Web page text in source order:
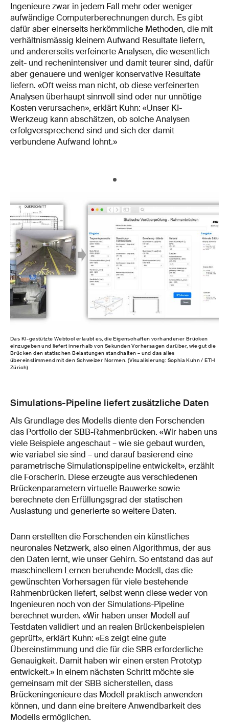
Ingenieure zwar in jedem Fall mehr oder weniger
aufwändige Computerberechnungen durch. Es gibt
dafür aber einerseits herkömmliche Methoden, die mit
verhältnismässig kleinem Aufwand Resultate liefern,
und andererseits verfeinerte Analysen, die wesentlich
zeit- und rechenintensiver und damit teurer sind, dafür
aber genauere und weniger konservative Resultate
liefern. «Oft weiss man nicht, ob diese verfeinerten
Analysen überhaupt sinnvoll sind oder nur unnötige
Kosten verursachen», erklärt Kuhn: «Unser KI-
Werkzeug kann abschätzen, ob solche Analysen
erfolgversprechend sind und sich der damit
verbundene Aufwand lohnt.»
Das KI-gestützte Webtool erlaubt es, die Eigenschaften vorhandener Brücken
einzugeben und liefert innerhalb von Sekunden Vorhersagen darüber, wie gut die
Brücken den statischen Belastungen standhalten – und das alles
übereinstimmend mit den Schweizer Normen. (Visualisierung: Sophia Kuhn / ETH
Zürich)
Simulations-Pipeline liefert zusätzliche Daten
Als Grundlage des Modells diente den Forschenden
das Portfolio der SBB-Rahmenbrücken. «Wir haben uns
viele Beispiele angeschaut – wie sie gebaut wurden,
wie variabel sie sind – und darauf basierend eine
parametrische Simulationspipeline entwickelt», erzählt
die Forscherin. Diese erzeugte aus verschiedenen
Brückenparametern virtuelle Bauwerke sowie
berechnete den Erfüllungsgrad der statischen
Auslastung und generierte so weitere Daten.
Dann erstellten die Forschenden ein künstliches
neuronales Netzwerk, also einen Algorithmus, der aus
den Daten lernt, wie unser Gehirn. So entstand das auf
maschinellem Lernen beruhende Modell, das die
gewünschten Vorhersagen für viele bestehende
Rahmenbrücken liefert, selbst wenn diese weder von
Ingenieuren noch von der Simulations-Pipeline
berechnet wurden. «Wir haben unser Modell auf
Testdaten validiert und an realen Brückenbeispielen
geprüft», erklärt Kuhn: «Es zeigt eine gute
Übereinstimmung und die für die SBB erforderliche
Genauigkeit. Damit haben wir einen ersten Prototyp
entwickelt.» In einem nächsten Schritt möchte sie
gemeinsam mit der SBB sicherstellen, dass
Brückeningenieure das Modell praktisch anwenden
können, und dann eine breitere Anwendbarkeit des
Modells ermöglichen.